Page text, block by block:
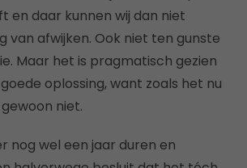
en daar kunnen wij dan niet
van afwijken. Ook niet ten gunste
Maar het is pragmatisch gezien
oplossing, want zoals het nu
niet.
nog wel een jaar duren en